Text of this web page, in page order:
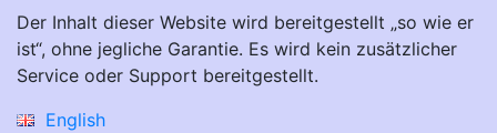
Der Inhalt dieser Website wird bereitgestellt „so wie er
ist“, ohne jegliche Garantie. Es wird kein zusätzlicher
Service oder Support bereitgestellt.
English